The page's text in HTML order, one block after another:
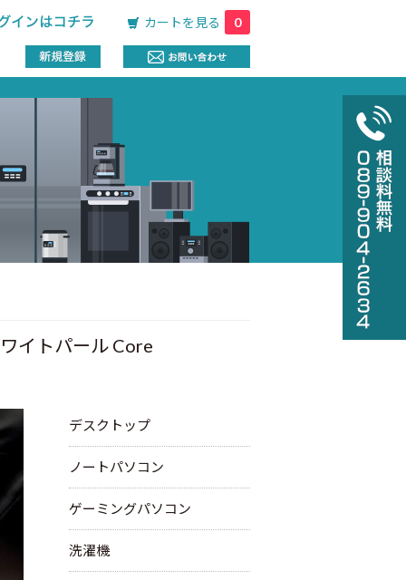
カートを見る 0
イトパール Core
デスクトップ
ノートパソコン
ゲーミングパソコン
洗濯機